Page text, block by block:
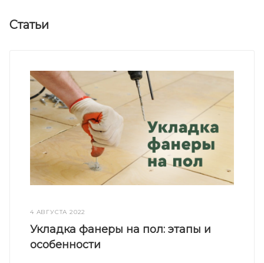
Статьи
4 АВГУСТА 2022
Укладка фанеры на пол: этапы и
особенности